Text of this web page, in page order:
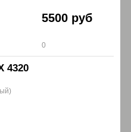
5500 руб
0
4320